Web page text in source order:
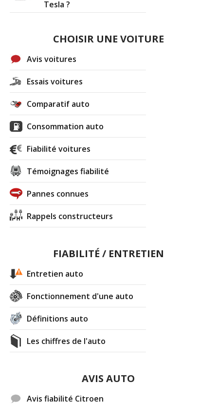
Tesla ?
CHOISIR UNE VOITURE
Avis voitures
Essais voitures
Comparatif auto
Consommation auto
Fiabilité voitures
Témoignages fiabilité
Pannes connues
Rappels constructeurs
FIABILITÉ / ENTRETIEN
Entretien auto
Fonctionnement d'une auto
Définitions auto
Les chiffres de l'auto
AVIS AUTO
Avis fiabilité Citroen